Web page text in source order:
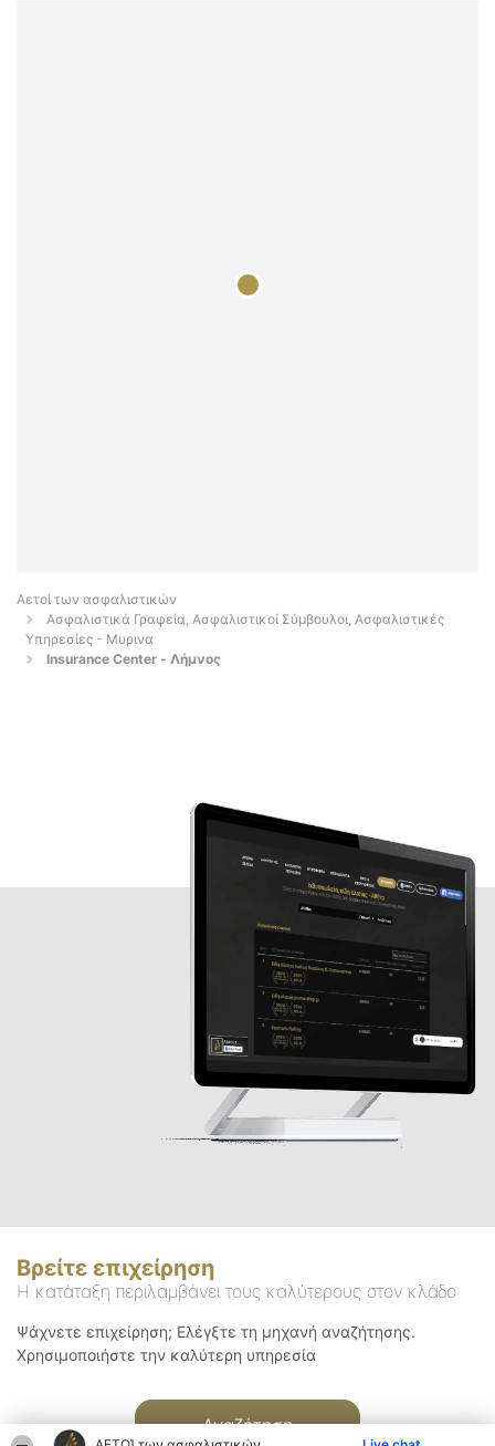
Αετοί των ασφαλιστικών
Ασφαλιστικά Γραφεία, Ασφαλιστικοί Σύμβουλοι, Ασφαλιστικές
Υπηρεσίες - Μυρινα
Insurance Center - Λήμνος
Βρείτε επιχείρηση
Η κατάταξη περιλαμβάνει τους καλύτερους στον κλάδο
Ψάχνετε επιχείρηση; Ελέγξτε τη μηχανή αναζήτησης.
Χρησιμοποιήστε την καλύτερη υπηρεσία
Αναζήτηση